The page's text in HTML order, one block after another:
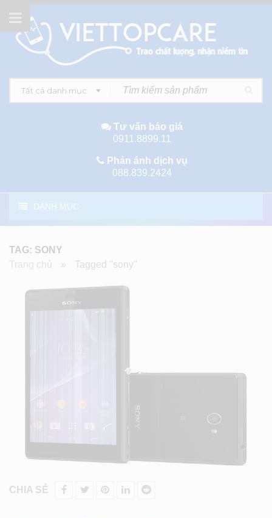
Tất cả danh mục
Tư vấn báo giá
0911.8899.11
Phản ánh dịch vụ
088.839.2424
DANH MỤC
TAG: SONY
Trang chủ
» Tagged "sony"
CHIA SẺ